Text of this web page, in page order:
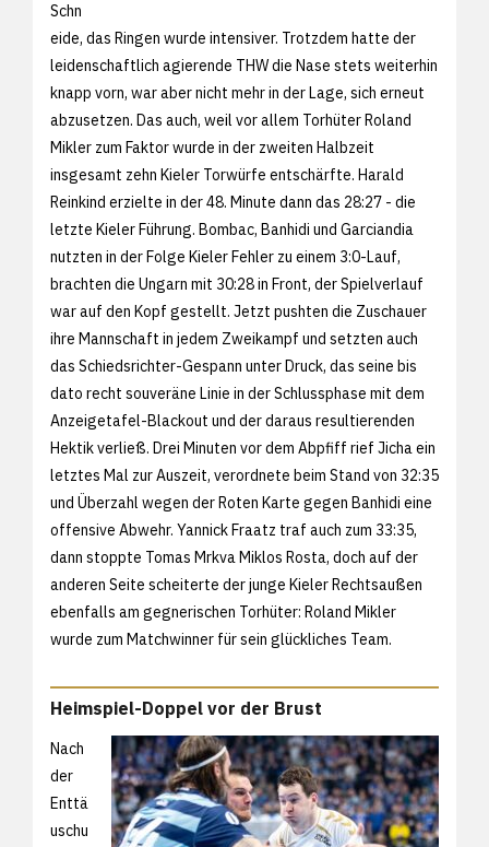
Schn
eide, das Ringen wurde intensiver. Trotzdem hatte der
leidenschaftlich agierende THW die Nase stets weiterhin
knapp vorn, war aber nicht mehr in der Lage, sich erneut
abzusetzen. Das auch, weil vor allem Torhüter Roland
Mikler zum Faktor wurde in der zweiten Halbzeit
insgesamt zehn Kieler Torwürfe entschärfte. Harald
Reinkind erzielte in der 48. Minute dann das 28:27 - die
letzte Kieler Führung. Bombac, Banhidi und Garciandia
nutzten in der Folge Kieler Fehler zu einem 3:0-Lauf,
brachten die Ungarn mit 30:28 in Front, der Spielverlauf
war auf den Kopf gestellt. Jetzt pushten die Zuschauer
ihre Mannschaft in jedem Zweikampf und setzten auch
das Schiedsrichter-Gespann unter Druck, das seine bis
dato recht souveräne Linie in der Schlussphase mit dem
Anzeigetafel-Blackout und der daraus resultierenden
Hektik verließ. Drei Minuten vor dem Abpfiff rief Jicha ein
letztes Mal zur Auszeit, verordnete beim Stand von 32:35
und Überzahl wegen der Roten Karte gegen Banhidi eine
offensive Abwehr. Yannick Fraatz traf auch zum 33:35,
dann stoppte Tomas Mrkva Miklos Rosta, doch auf der
anderen Seite scheiterte der junge Kieler Rechtsaußen
ebenfalls am gegnerischen Torhüter: Roland Mikler
wurde zum Matchwinner für sein glückliches Team.
Heimspiel-Doppel vor der Brust
Nach
der
Enttä
uschu